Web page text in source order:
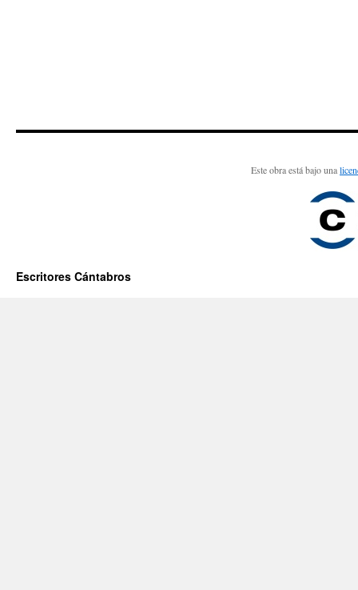
Este obra está bajo una
Escritores Cántabros